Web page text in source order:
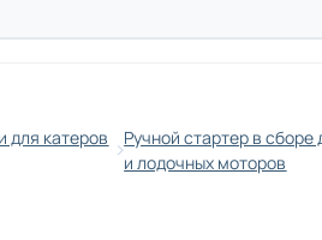
для катеров
Ручной стартер в сборе
и лодочных моторов